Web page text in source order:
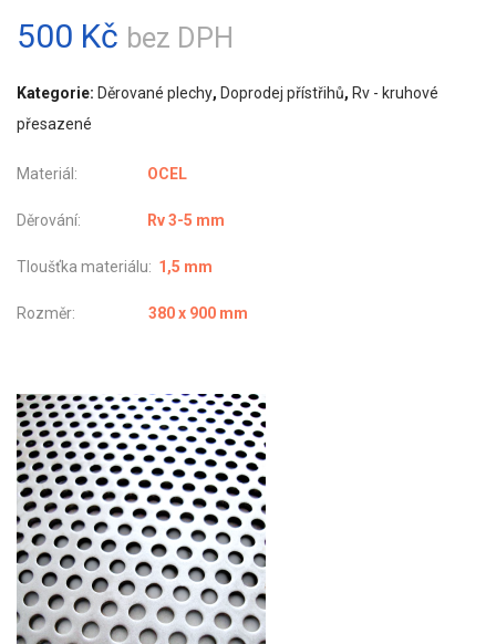
500 Kč bez DPH
Kategorie: Děrované plechy, Doprodej přístřihů, Rv - kruhové
přesazené
Materiál: OCEL
Děrování: Rv 3-5 mm
Tloušťka materiálu: 1,5 mm
Rozměr: 380 x 900 mm